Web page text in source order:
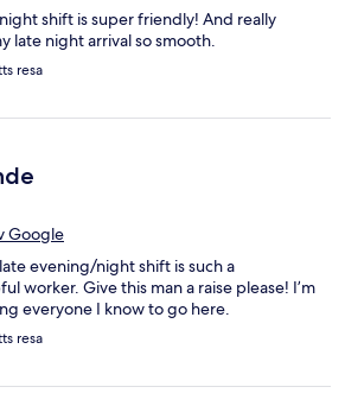
shift is super friendly! And really
late night arrival so smooth.
resa
Google
evening/night shift is such a
worker. Give this man a raise please! I’m
everyone I know to go here.
resa